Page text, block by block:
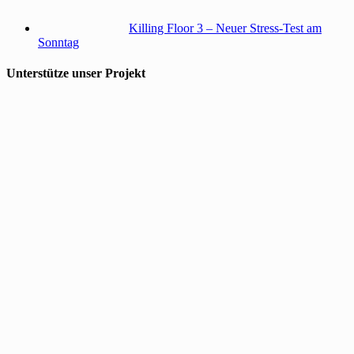
Killing Floor 3 – Neuer Stress-Test am
Sonntag
Unterstütze unser Projekt